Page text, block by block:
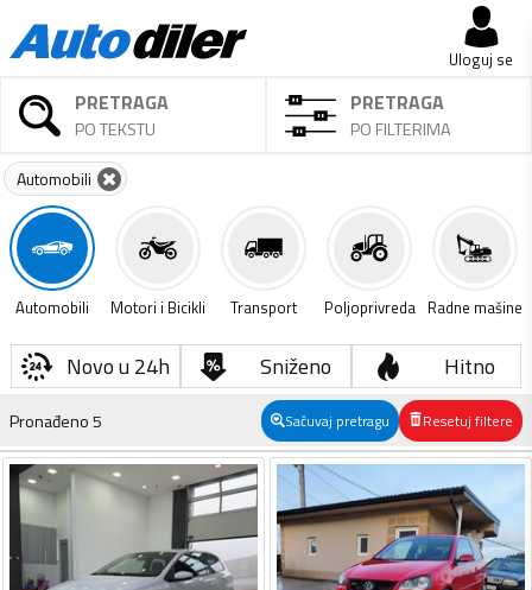
Uloguj se
PRETRAGA
PO TEKSTU
PRETRAGA
PO FILTERIMA
Automobili
Automobili Motori i Bicikli Transport Poljoprivreda Radne mašine
Novo u 24h Sniženo Hitno
Pronađeno5 Sačuvaj pretragu Resetuj filtere